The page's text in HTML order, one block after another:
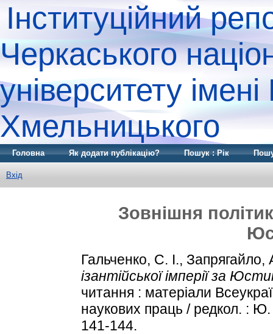
Інституційний
Черкаського
університету
Хмельницького
Головна Як додати публікацію? Пошук : Рік
Вхід
Зовнішня
Гальченко, С. І., Запрягайло,
ізантійської імперії за
читання : матеріали
наукових праць / редкол. :
141-144.